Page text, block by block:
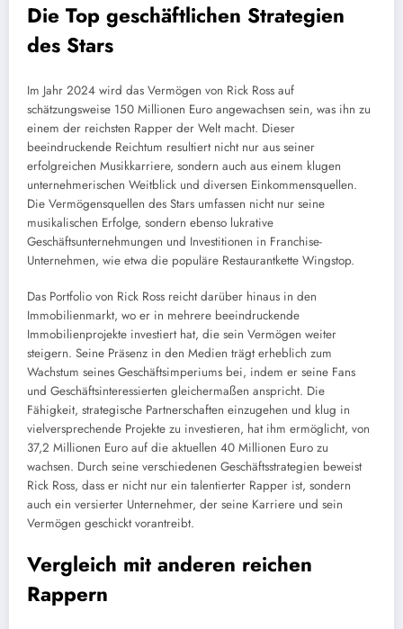
Die Top geschäftlichen Strategien
des Stars
Im Jahr 2024 wird das Vermögen von Rick Ross auf
schätzungsweise 150 Millionen Euro angewachsen sein, was ihn zu
einem der reichsten Rapper der Welt macht. Dieser
beeindruckende Reichtum resultiert nicht nur aus seiner
erfolgreichen Musikkarriere, sondern auch aus einem klugen
unternehmerischen Weitblick und diversen Einkommensquellen.
Die Vermögensquellen des Stars umfassen nicht nur seine
musikalischen Erfolge, sondern ebenso lukrative
Geschäftsunternehmungen und Investitionen in Franchise-
Unternehmen, wie etwa die populäre Restaurantkette Wingstop.
Das Portfolio von Rick Ross reicht darüber hinaus in den
Immobilienmarkt, wo er in mehrere beeindruckende
Immobilienprojekte investiert hat, die sein Vermögen weiter
steigern. Seine Präsenz in den Medien trägt erheblich zum
Wachstum seines Geschäftsimperiums bei, indem er seine Fans
und Geschäftsinteressierten gleichermaßen anspricht. Die
Fähigkeit, strategische Partnerschaften einzugehen und klug in
vielversprechende Projekte zu investieren, hat ihm ermöglicht, von
37,2 Millionen Euro auf die aktuellen 40 Millionen Euro zu
wachsen. Durch seine verschiedenen Geschäftsstrategien beweist
Rick Ross, dass er nicht nur ein talentierter Rapper ist, sondern
auch ein versierter Unternehmer, der seine Karriere und sein
Vermögen geschickt vorantreibt.
Vergleich mit anderen reichen
Rappern